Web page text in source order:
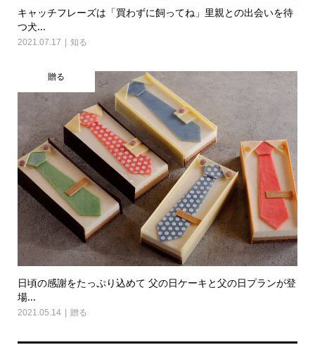
キャッチフレーズは「買わずに飼ってね」里親との出会いを待
つ犬...
2021.07.17 知る
贈る
日頃の感謝をたっぷり込めて 父の日ケーキと父の日プランが登
場...
2021.05.14 贈る